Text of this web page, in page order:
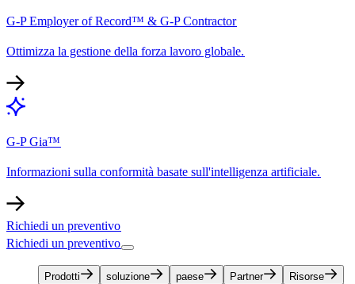
G-P Employer of Record™ & G-P Contractor​​
Ottimizza la gestione della forza lavoro globale.​​
G-P Gia™​​
Informazioni sulla conformità basate sull'intelligenza artificiale.​​
Richiedi un preventivo​​
Richiedi un preventivo​​
Prodotti​​ soluzione​​ paese​​ Partner​​ Risorse​​